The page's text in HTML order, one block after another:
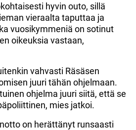
hyvin outo, sillä
vieraalta taputtaa ja
vuosikymmeniä on sotinut
oikeuksia vastaan,
vahvasti Räsäsen
juuri tähän ohjelmaan.
ohjelma juuri siitä, että se
mies jatkoi.
on herättänyt runsaasti